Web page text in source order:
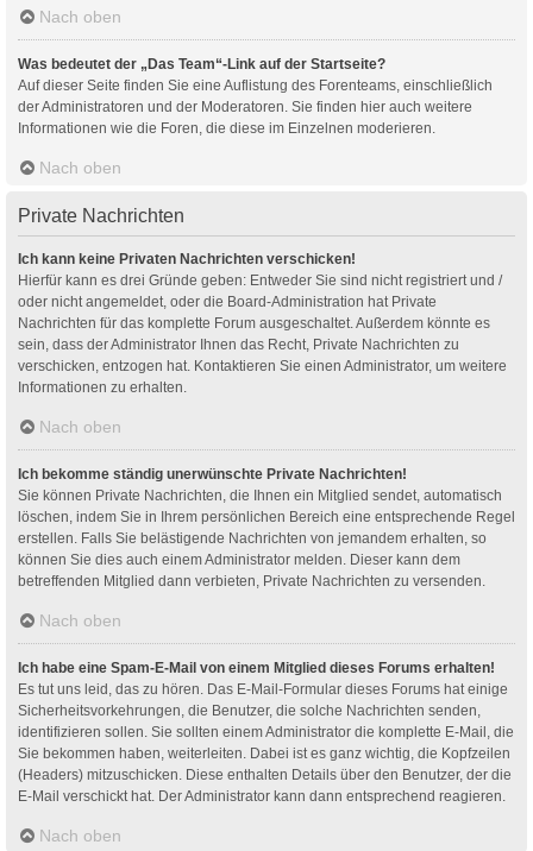
Nach oben
Was bedeutet der „Das Team“-Link auf der Startseite?
Auf dieser Seite finden Sie eine Auflistung des Forenteams, einschließlich
der Administratoren und der Moderatoren. Sie finden hier auch weitere
Informationen wie die Foren, die diese im Einzelnen moderieren.
Nach oben
Private Nachrichten
Ich kann keine Privaten Nachrichten verschicken!
Hierfür kann es drei Gründe geben: Entweder Sie sind nicht registriert und /
oder nicht angemeldet, oder die Board-Administration hat Private
Nachrichten für das komplette Forum ausgeschaltet. Außerdem könnte es
sein, dass der Administrator Ihnen das Recht, Private Nachrichten zu
verschicken, entzogen hat. Kontaktieren Sie einen Administrator, um weitere
Informationen zu erhalten.
Nach oben
Ich bekomme ständig unerwünschte Private Nachrichten!
Sie können Private Nachrichten, die Ihnen ein Mitglied sendet, automatisch
löschen, indem Sie in Ihrem persönlichen Bereich eine entsprechende Regel
erstellen. Falls Sie belästigende Nachrichten von jemandem erhalten, so
können Sie dies auch einem Administrator melden. Dieser kann dem
betreffenden Mitglied dann verbieten, Private Nachrichten zu versenden.
Nach oben
Ich habe eine Spam-E-Mail von einem Mitglied dieses Forums erhalten!
Es tut uns leid, das zu hören. Das E-Mail-Formular dieses Forums hat einige
Sicherheitsvorkehrungen, die Benutzer, die solche Nachrichten senden,
identifizieren sollen. Sie sollten einem Administrator die komplette E-Mail, die
Sie bekommen haben, weiterleiten. Dabei ist es ganz wichtig, die Kopfzeilen
(Headers) mitzuschicken. Diese enthalten Details über den Benutzer, der die
E-Mail verschickt hat. Der Administrator kann dann entsprechend reagieren.
Nach oben